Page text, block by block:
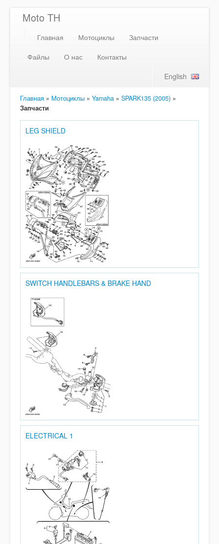
Moto TH
Главная Мотоциклы
Запчасти
Файлы
О нас
Контакты
English
Главная » Мотоциклы » Yamaha » SPARK135 (2005) »
Запчасти
LEG SHIELD
SWITCH HANDLEBARS & BRAKE HAND
ELECTRICAL 1